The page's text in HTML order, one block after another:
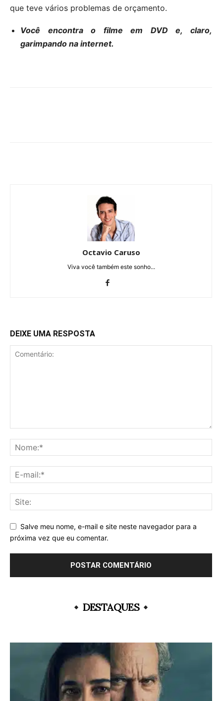
que teve vários problemas de orçamento.
Você encontra o filme em DVD e, claro,
garimpando na internet.
Octavio Caruso
Viva você também este sonho...
DEIXE UMA RESPOSTA
Salve meu nome, e-mail e site neste navegador para a
próxima vez que eu comentar.
DESTAQUES